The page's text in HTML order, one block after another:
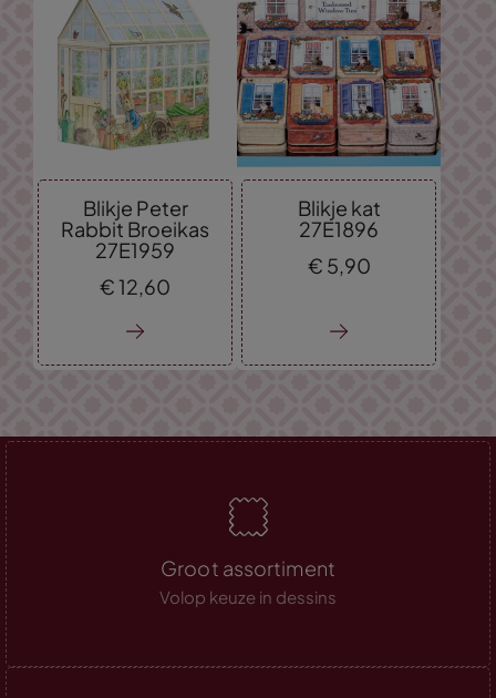
Blikje Peter
Rabbit Broeikas
27E1959
€12,60
Blikje kat
27E1896
€ 5,90
Groot assortiment
Volop keuze in dessins